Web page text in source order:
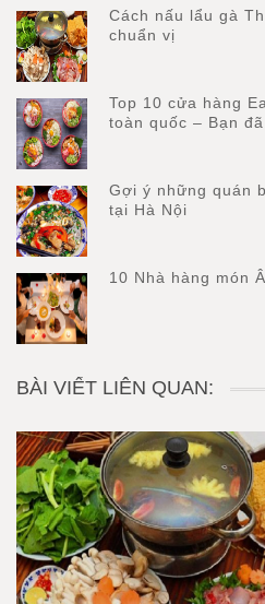
Cách nấu lẩu gà
chuẩn vị
Top 10 cửa hàng
toàn quốc – Bạn
Gợi ý những quán
tại Hà Nội
10 Nhà hàng món
BÀI VIẾT LIÊN QUAN: